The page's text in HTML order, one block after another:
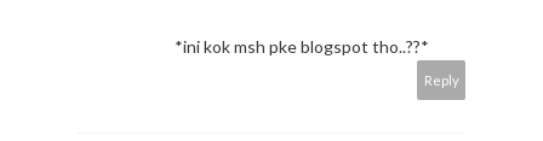
*ini kok msh pke blogspot tho..??*
Reply